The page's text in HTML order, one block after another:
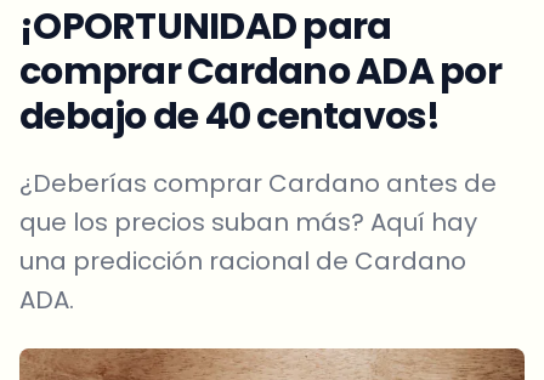
¡OPORTUNIDAD para
comprar Cardano ADA por
debajo de 40 centavos!
¿Deberías comprar Cardano antes de
que los precios suban más? Aquí hay
una predicción racional de Cardano
ADA.